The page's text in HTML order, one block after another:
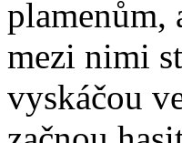
plamenům,
mezi nimi
vyskáčou